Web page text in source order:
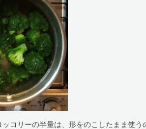
コリーの半量は、形をのこしたまま使